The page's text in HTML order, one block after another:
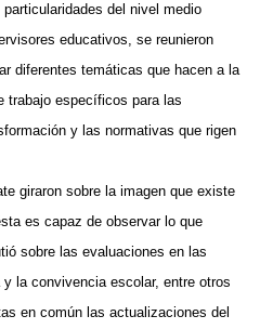
del nivel medio
educativos, se reunieron
diferentes temáticas que hacen a la
trabajo específicos para las
y las normativas que rigen
giraron sobre la imagen que existe
es capaz de observar lo que
sobre las evaluaciones en las
la convivencia escolar, entre otros
en común las actualizaciones del